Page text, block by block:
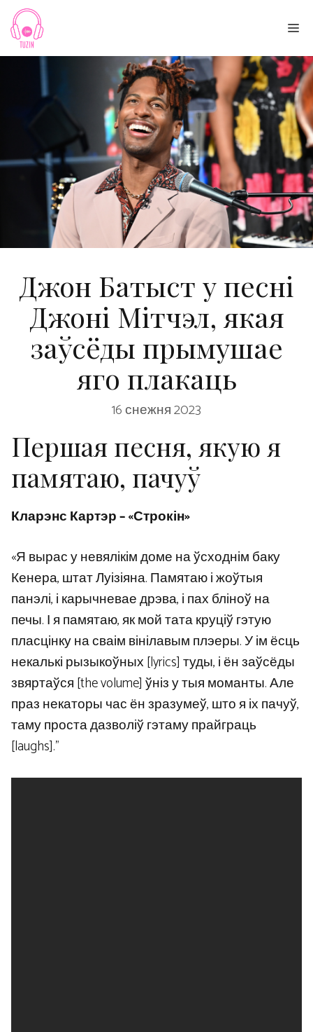
Skip
content
Джон Батыст у песні
Джоні Мітчэл, якая
заўсёды прымушае
яго плакаць
16 снежня 2023
Першая песня, якую я
памятаю, пачуў
Кларэнс Картэр – «Строкін»
«Я вырас у невялікім доме на ўсходнім баку
Кенера, штат Луізіяна. Памятаю і жоўтыя
панэлі, і карычневае дрэва, і пах бліноў на
печы. І я памятаю, як мой тата круціў гэтую
пласцінку на сваім вінілавым плэеры. У ім ёсць
некалькі рызыкоўных [lyrics] туды, і ён заўсёды
звяртаўся [the volume] ўніз у тыя моманты. Але
праз некаторы час ён зразумеў, што я іх пачуў,
таму проста дазволіў гэтаму прайграць
[laughs].”